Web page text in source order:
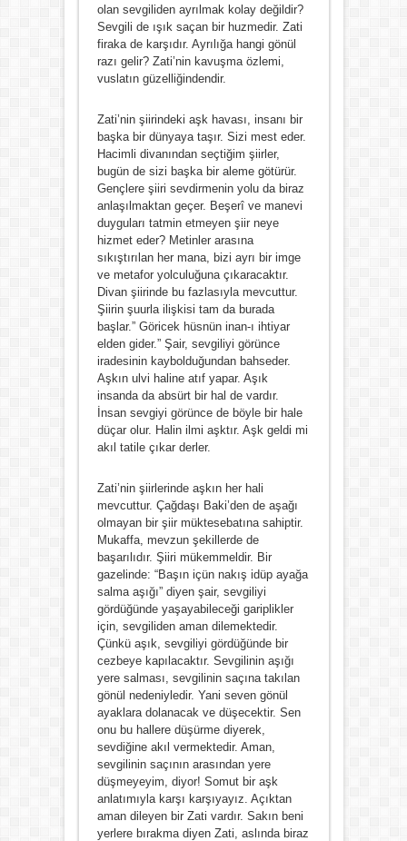
olan sevgiliden ayrılmak kolay değildir?
Sevgili de ışık saçan bir huzmedir. Zati
firaka de karşıdır. Ayrılığa hangi gönül
razı gelir? Zati’nin kavuşma özlemi,
vuslatın güzelliğindendir.
Zati’nin şiirindeki aşk havası, insanı bir
başka bir dünyaya taşır. Sizi mest eder.
Hacimli divanından seçtiğim şiirler,
bugün de sizi başka bir aleme götürür.
Gençlere şiiri sevdirmenin yolu da biraz
anlaşılmaktan geçer. Beşerî ve manevi
duyguları tatmin etmeyen şiir neye
hizmet eder? Metinler arasına
sıkıştırılan her mana, bizi ayrı bir imge
ve metafor yolculuğuna çıkaracaktır.
Divan şiirinde bu fazlasıyla mevcuttur.
Şiirin şuurla ilişkisi tam da burada
başlar.” Göricek hüsnün inan-ı ihtiyar
elden gider.” Şair, sevgiliyi görünce
iradesinin kaybolduğundan bahseder.
Aşkın ulvi haline atıf yapar. Aşık
insanda da absürt bir hal de vardır.
İnsan sevgiyi görünce de böyle bir hale
düçar olur. Halin ilmi aşktır. Aşk geldi mi
akıl tatile çıkar derler.
Zati’nin şiirlerinde aşkın her hali
mevcuttur. Çağdaşı Baki’den de aşağı
olmayan bir şiir müktesebatına sahiptir.
Mukaffa, mevzun şekillerde de
başarılıdır. Şiiri mükemmeldir. Bir
gazelinde: “Başın içün nakış idüp ayağa
salma aşığı” diyen şair, sevgiliyi
gördüğünde yaşayabileceği gariplikler
için, sevgiliden aman dilemektedir.
Çünkü aşık, sevgiliyi gördüğünde bir
cezbeye kapılacaktır. Sevgilinin aşığı
yere salması, sevgilinin saçına takılan
gönül nedeniyledir. Yani seven gönül
ayaklara dolanacak ve düşecektir. Sen
onu bu hallere düşürme diyerek,
sevdiğine akıl vermektedir. Aman,
sevgilinin saçının arasından yere
düşmeyeyim, diyor! Somut bir aşk
anlatımıyla karşı karşıyayız. Açıktan
aman dileyen bir Zati vardır. Sakın beni
yerlere bırakma diyen Zati, aslında biraz